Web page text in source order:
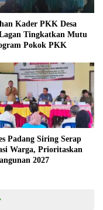
Kader PKK Desa
Tingkatkan Mutu
Pokok PKK
Padang Siring Serap
Warga, Prioritaskan
2027